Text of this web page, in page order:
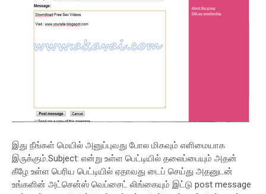
இது நீங்கள் மெயில் அனுப்புவது போல மிகவும் எளிமையாக
இருக்கும்.Subject: என்று உள்ள பெட்டியில் தலைப்பையும் அதன்
கீழே உள்ள பெரிய பெட்டியில் ஏதாவது டைப் செய்து அதனுடன்
உங்களின் அட்சென்ஸ் வெப்சைட் லிங்கையும் இட்டு post message